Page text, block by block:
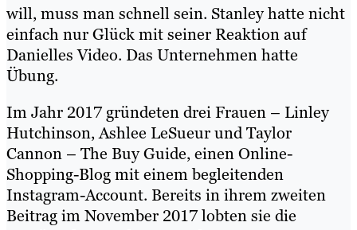
will, muss man schnell sein. Stanley hatte nicht
einfach nur Glück mit seiner Reaktion auf
Danielles Video. Das Unternehmen hatte
Übung.
Im Jahr 2017 gründeten drei Frauen – Linley
Hutchinson, Ashlee LeSueur und Taylor
Cannon – The Buy Guide, einen Online-
Shopping-Blog mit einem begleitenden
Instagram-Account. Bereits in ihrem zweiten
Beitrag im November 2017 lobten sie die